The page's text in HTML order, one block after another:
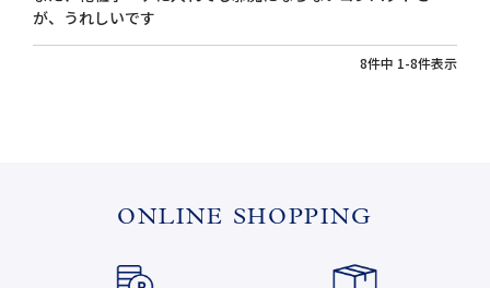
が、うれしいです
8件中 1-8件表示
ONLINE SHOPPING